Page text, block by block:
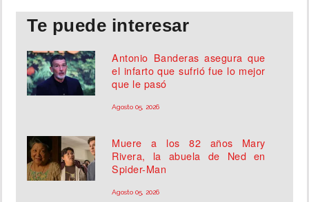
Te puede interesar
Antonio Banderas asegura que
el infarto que sufrió fue lo mejor
que le pasó
Agosto 05, 2026
Muere a los 82 años Mary
Rivera, la abuela de Ned en
Spider-Man
Agosto 05, 2026